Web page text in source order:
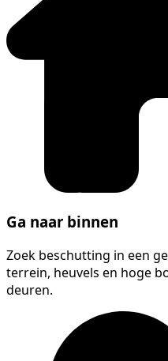
Ga naar binnen
Zoek beschutting in een
terrein, heuvels en hoge
deuren.